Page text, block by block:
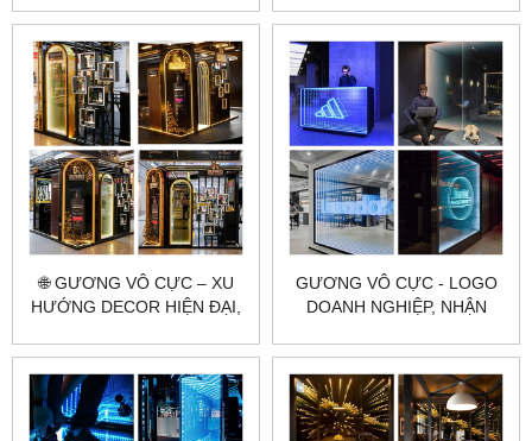
NHÌN
🌐 GƯƠNG VÔ CỰC – XU
HƯỚNG DECOR HIỆN ĐẠI,
GƯƠNG VÔ CỰC - LOGO
DOANH NGHIỆP, NHẬN
CAO